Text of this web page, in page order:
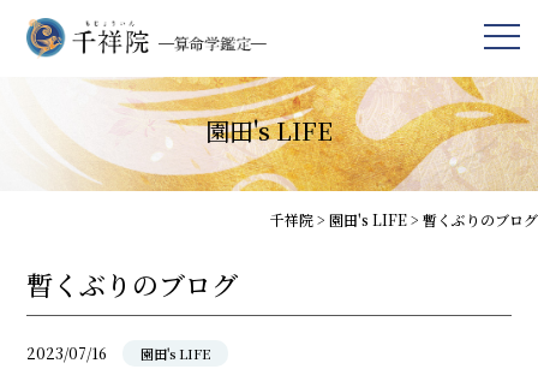
園田's LIFE
千祥院> 園田's LIFE> 暫くぶりのブログ
暫くぶりのブログ
2023/07/16 園田's LIFE